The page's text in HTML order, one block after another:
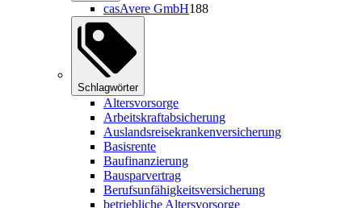
casAvere GmbH188
Schlagwörter
Altersvorsorge
Arbeitskraftabsicherung
Auslandsreisekrankenversicherung
Basisrente
Baufinanzierung
Bausparvertrag
Berufsunfähigkeitsversicherung
betriebliche Altersvorsorge